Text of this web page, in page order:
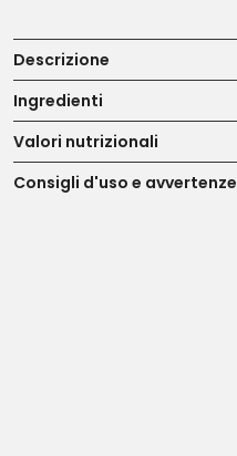
Descrizione
Ingredienti
Valori nutrizionali
Consigli d'uso e avvertenze